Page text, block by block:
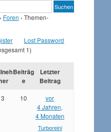
› Foren › Themen-
Lost Password
1)
Beiträg
e
Letzter
Beitrag
3 10
vor
4 Jahren,
4 Monaten
Turboreini